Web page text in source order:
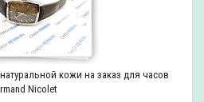
кожи на заказ для часов
Nicolet